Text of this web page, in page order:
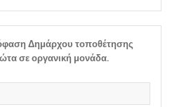
Δημάρχου τοποθέτησης
σε οργανική μονάδα.